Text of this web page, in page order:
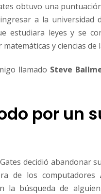
obtuvo una
a la universidad
estudiara leyes y se
y ciencias de
llamado Steve
por un
decidió abandonar
de los computadores
la búsqueda de